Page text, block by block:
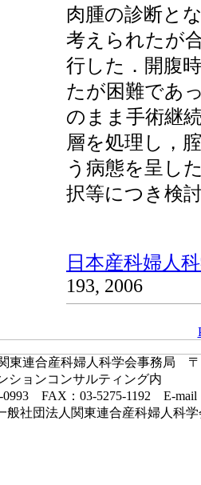
肉腫の診断と
考えられたが
行した．開腹
たが困難であ
のまま手術継
層を処理し，
う病態を呈し
択等につき検
日本産科婦人
193, 2006
東連合産科婦人科学会事務局 〒
ションコンサルティング内
0993 FAX：03-5275-1192 E-mail
般社団法人関東連合産科婦人科